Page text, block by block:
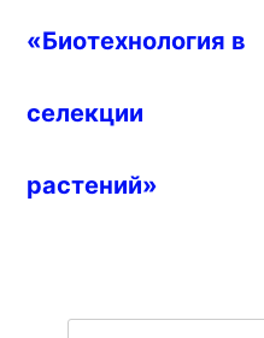
«Биотехнология в
селекции
растений»